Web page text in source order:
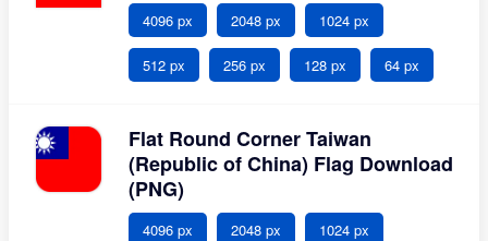
4096 px 2048 px 1024 px
512 px 256 px 128 px 64 px
Flat Round Corner Taiwan
(Republic of China) Flag Download
(PNG)
4096 px 2048 px 1024 px